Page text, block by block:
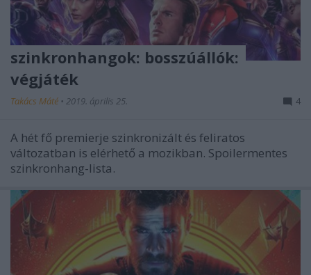
szinkronhangok: bosszúállók:
végjáték
Takács Máté • 2019. április 25. 4
A hét fő premierje szinkronizált és feliratos
változatban is elérhető a mozikban. Spoilermentes
szinkronhang-lista.